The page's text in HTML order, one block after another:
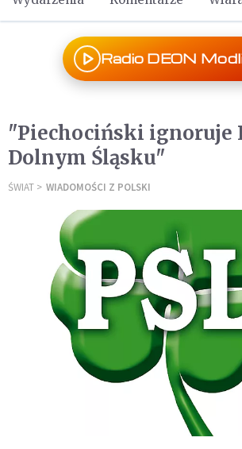
Radio DEON
"Piechociński ignoruje
Dolnym Śląsku"
ŚWIAT WIADOMOŚCI Z POLSKI